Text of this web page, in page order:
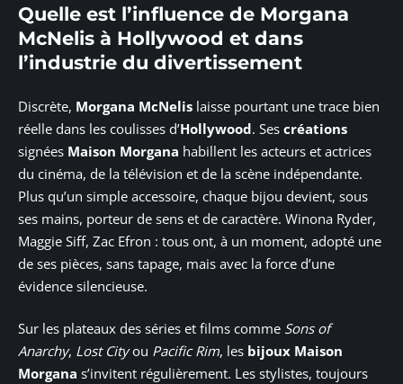
Quelle est l’influence de Morgana
McNelis à Hollywood et dans
l’industrie du divertissement
Discrète, Morgana McNelis laisse pourtant une trace bien
réelle dans les coulisses d’Hollywood. Ses créations
signées Maison Morgana habillent les acteurs et actrices
du cinéma, de la télévision et de la scène indépendante.
Plus qu’un simple accessoire, chaque bijou devient, sous
ses mains, porteur de sens et de caractère. Winona Ryder,
Maggie Siff, Zac Efron : tous ont, à un moment, adopté une
de ses pièces, sans tapage, mais avec la force d’une
évidence silencieuse.
Sur les plateaux des séries et films comme Sons of
Anarchy, Lost Cityou Pacific Rim, les bijoux Maison
Morgana s’invitent régulièrement. Les stylistes, toujours